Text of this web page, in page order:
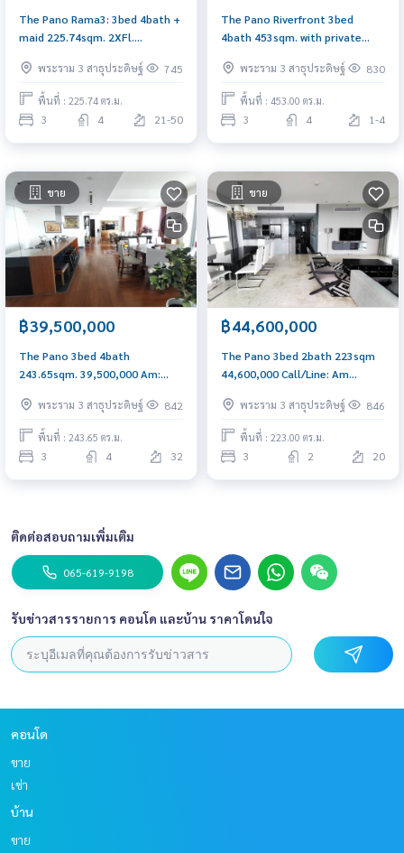
The Pano Rama3: 3bed 4bath +
maid 225.74sqm. 2XFl.
พระราม 3 สาธุประดิษฐ์
745
พื้นที่ : 225.74 ตร.ม.
3 4 21-50
The Pano Riverfront 3bed
4bath 453sqm. with private
0656199198
พระราม 3 สาธุประดิษฐ์ 830
พื้นที่ : 453.00 ตร.ม.
3 4 1-4
ขาย
฿39,500,000
The Pano 3bed 4bath
243.65sqm. 39,500,000 Am:
พระราม 3 สาธุประดิษฐ์
842
พื้นที่ : 243.65 ตร.ม.
3 4 32
ขาย
฿44,600,000
The Pano 3bed 2bath 223sqm
44,600,000 Call/Line: Am
0849429988
พระราม 3 สาธุประดิษฐ์ 846
พื้นที่ : 223.00 ตร.ม.
3 2 20
ติดต่อสอบถามเพิ่มเติม
065-619-9198
รับข่าวสารรายการ คอนโด และบ้าน ราคาโดนใจ
คอนโด
ขาย
เช่า
บ้าน
ขาย